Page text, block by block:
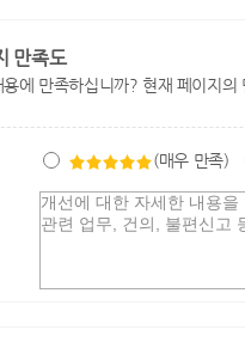
만족도
에 만족하십니까? 현재 페이지
(매우 만족)